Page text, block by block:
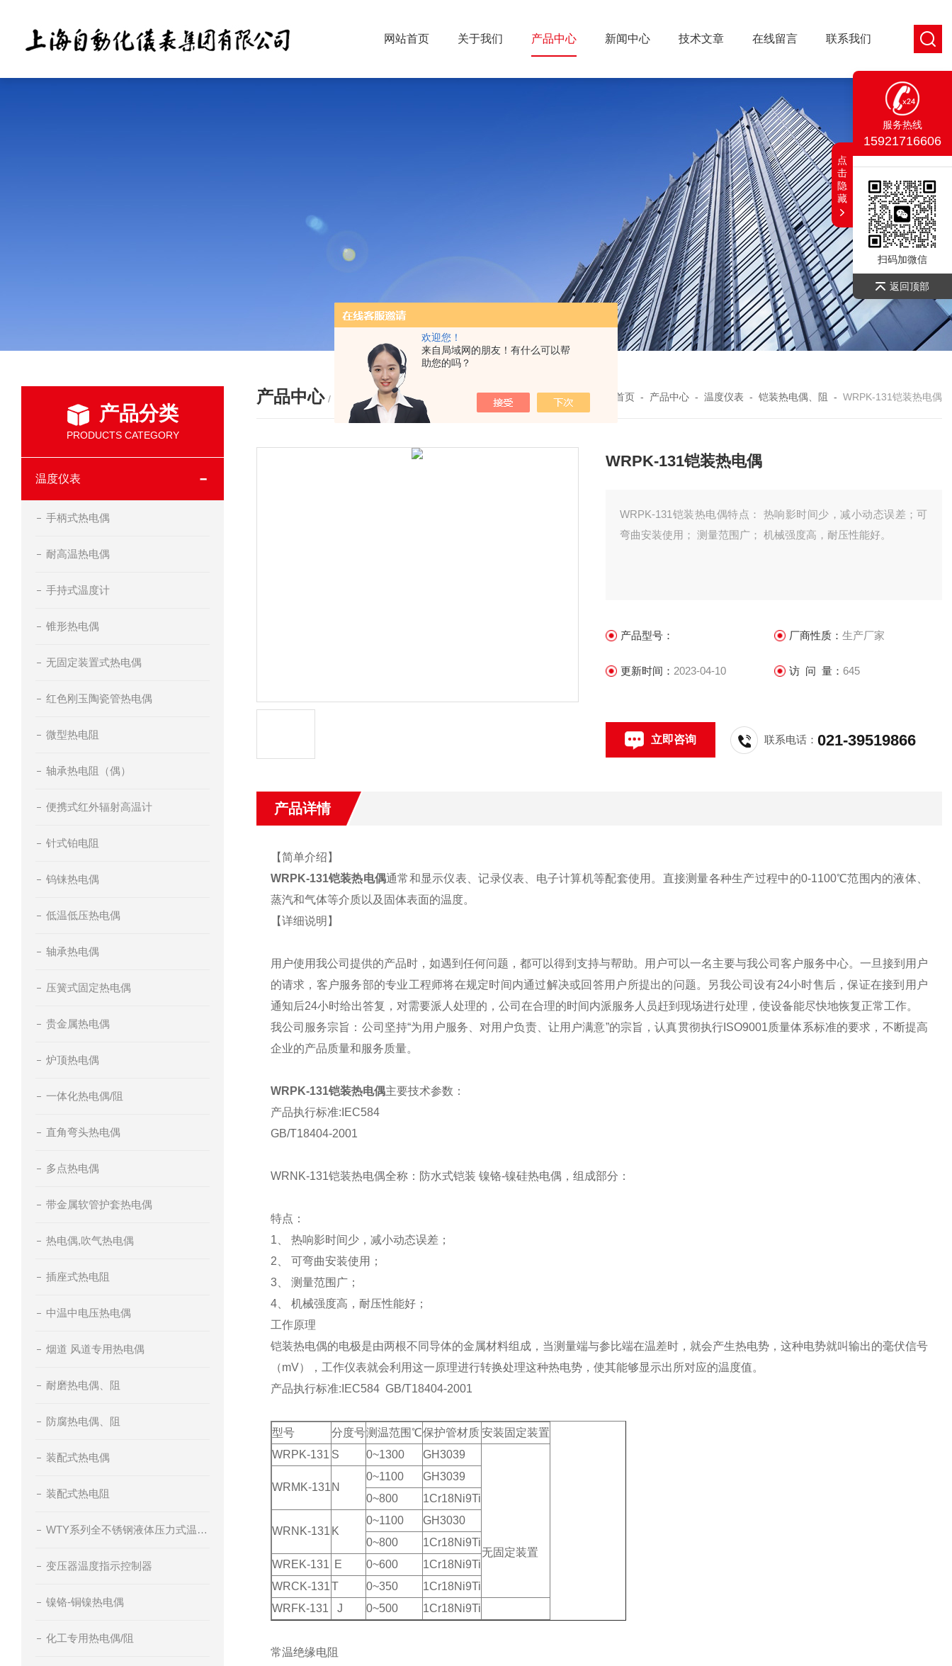
欢迎您！
来自局域网的朋友！有什么可以帮
助您的吗？
网站首页 关于我们 产品中心 新闻中心 技术文章 在线留言 联系我们
产品分类
PRODUCTS CATEGORY
温度仪表
手柄式热电偶
耐高温热电偶
手持式温度计
锥形热电偶
无固定装置式热电偶
红色刚玉陶瓷管热电偶
微型热电阻
轴承热电阻（偶）
便携式红外辐射高温计
针式铂电阻
钨铼热电偶
低温低压热电偶
轴承热电偶
压簧式固定热电偶
贵金属热电偶
炉顶热电偶
一体化热电偶/阻
直角弯头热电偶
多点热电偶
带金属软管护套热电偶
热电偶,吹气热电偶
插座式热电阻
中温中电压热电偶
烟道 风道专用热电偶
耐磨热电偶、阻
防腐热电偶、阻
装配式热电偶
装配式热电阻
WTY系列全不锈钢液体压力式温度计
变压器温度指示控制器
镍铬-铜镍热电偶
化工专用热电偶/阻
产品中心 / PRODUCTS 您的位置： 首页 - 产品中心 - 温度仪表 - 铠装热电偶、阻 - WRPK-131铠装热电偶
WRPK-131铠装热电偶
WRPK-131铠装热电偶特点： 热响影时间少，减小动态误差；可
弯曲安装使用； 测量范围广； 机械强度高，耐压性能好。
产品型号： 厂商性质： 生产厂家
更新时间： 2023-04-10 访 问 量： 645
立即咨询 联系电话：021-39519866
产品详情
【简单介绍】
WRPK-131铠装热电偶通常和显示仪表、记录仪表、电子计算机等配套使用。直接测量各种生产过程中的0-1100℃范围内的液体、
蒸汽和气体等介质以及固体表面的温度。
【详细说明】
用户使用我公司提供的产品时，如遇到任何问题，都可以得到支持与帮助。用户可以一名主要与我公司客户服务中心。一旦接到用户
的请求，客户服务部的专业工程师将在规定时间内通过解决或回答用户所提出的问题。另我公司设有24小时售后，保证在接到用户
通知后24小时给出答复，对需要派人处理的，公司在合理的时间内派服务人员赶到现场进行处理，使设备能尽快地恢复正常工作。
我公司服务宗旨：公司坚持“为用户服务、对用户负责、让用户满意”的宗旨，认真贯彻执行ISO9001质量体系标准的要求，不断提高
企业的产品质量和服务质量。
WRPK-131铠装热电偶主要技术参数：
产品执行标准:IEC584
GB/T18404-2001
WRNK-131铠装热电偶全称：防水式铠装 镍铬-镍硅热电偶，组成部分：
特点：
1、 热响影时间少，减小动态误差；
2、 可弯曲安装使用；
3、 测量范围广；
4、 机械强度高，耐压性能好；
工作原理
铠装热电偶的电极是由两根不同导体的金属材料组成，当测量端与参比端在温差时，就会产生热电势，这种电势就叫输出的毫伏信号
（mV），工作仪表就会利用这一原理进行转换处理这种热电势，使其能够显示出所对应的温度值。
产品执行标准:IEC584 GB/T18404-2001
型号 分度号测温范围℃保护管材质 安装固定装置
WRPK-131 S 0~1300 GH3039
无固定装置
WRMK-131 N
0~1100
GH3039
0~800
1Cr18Ni9Ti
WRNK-131 K
0~1100
GH3030
0~800
1Cr18Ni9Ti
WREK-131 E 0~600
1Cr18Ni9Ti
WRCK-131T 0~350
1Cr18Ni9Ti
WRFK-131
J 0~500 1Cr18Ni9Ti
常温绝缘电阻
服务热线
15921716606
扫码加微信
返回顶部
点
击
隐
藏